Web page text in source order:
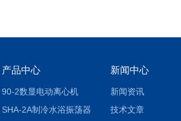
产品中心
90-2数显电动离心机
SHA-2A制冷水浴振荡器
新闻中心
新闻资讯
技术文章